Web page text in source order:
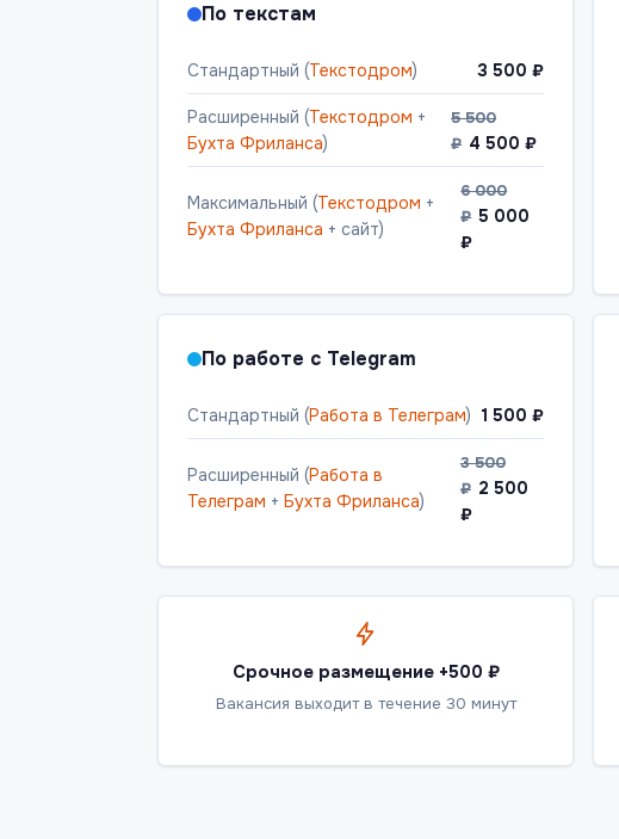
По текстам
Стандартный (Текстодром) 3 500 ₽
Расширенный (Текстодром +
Бухта Фриланса)
5 500
₽ 4 500 ₽
Максимальный (Текстодром +
Бухта Фриланса + сайт)
6 000
₽ 5 000
₽
По работе с Telegram
Стандартный (Работа в Телеграм) 1 500 ₽
Расширенный (Работа в
Телеграм + Бухта Фриланса)
3 500
₽ 2 500
₽
Срочное размещение +500 ₽
Вакансия выходит в течение 30 минут